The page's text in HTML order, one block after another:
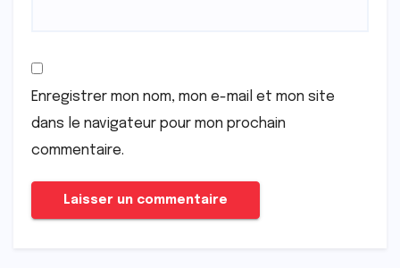
Enregistrer mon nom, mon e-mail et mon site
dans le navigateur pour mon prochain
commentaire.